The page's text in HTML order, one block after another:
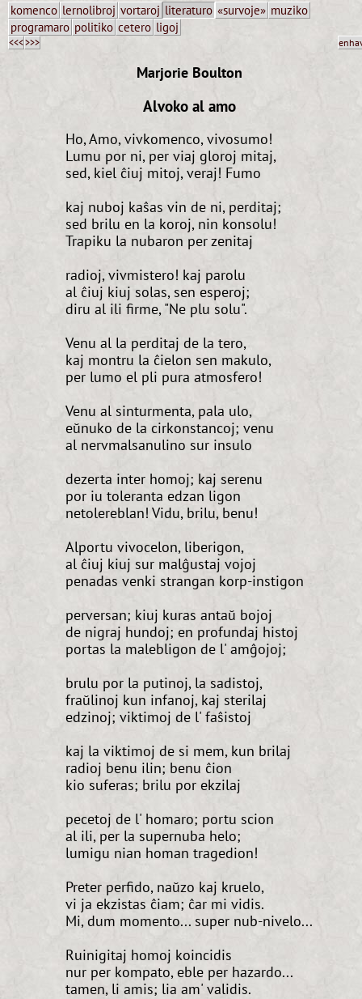
komenco lernolibroj vortaroj literaturo «survoje» muziko
programaro politiko cetero ligoj
<<<>>>
Marjorie Boulton
Alvoko al amo
Ho, Amo, vivkomenco, vivosumo!
Lumu por ni, per viaj gloroj mitaj,
sed, kiel ĉiuj mitoj, veraj! Fumo
kaj nuboj kaŝas vin de ni, perditaj;
sed brilu en la koroj, nin konsolu!
Trapiku la nubaron per zenitaj
radioj, vivmistero! kaj parolu
al ĉiuj kiuj solas, sen esperoj;
diru al ili firme, "Ne plu solu".
Venu al la perditaj de la tero,
kaj montru la ĉielon sen makulo,
per lumo el pli pura atmosfero!
Venu al sinturmenta, pala ulo,
eŭnuko de la cirkonstancoj; venu
al nervmalsanulino sur insulo
dezerta inter homoj; kaj serenu
por iu toleranta edzan ligon
netolereblan! Vidu, brilu, benu!
Alportu vivocelon, liberigon,
al ĉiuj kiuj sur malĝustaj vojoj
penadas venki strangan korp-instigon
perversan; kiuj kuras antaŭ bojoj
de nigraj hundoj; en profundaj histoj
portas la malebligon de l' amĝojoj;
brulu por la putinoj, la sadistoj,
fraŭlinoj kun infanoj, kaj sterilaj
edzinoj; viktimoj de l' faŝistoj
kaj la viktimoj de si mem, kun brilaj
radioj benu ilin; benu ĉion
kio suferas; brilu por ekzilaj
pecetoj de l' homaro; portu scion
al ili, per la supernuba helo;
lumigu nian homan tragedion!
Preter perfido, naŭzo kaj kruelo,
vi ja ekzistas ĉiam; ĉar mi vidis.
Mi, dum momento... super nub-nivelo...
Ruinigitaj homoj koincidis
nur per kompato, eble per hazardo...
tamen, li amis; lia am' validis.